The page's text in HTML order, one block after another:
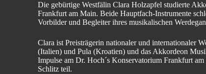
Die gebürtige Westfälin Clara Holzapfel studierte
Frankfurt am Main. Beide Hauptfach-Instrumente
Vorbilder und Begleiter ihres musikalischen
Clara ist Preisträgerin nationaler und internationaler
(Italien) und Pula (Kroatien) und das Akkordeon
Impulse am Dr. Hoch´s Konservatorium Frankfurt
Schlitz teil.